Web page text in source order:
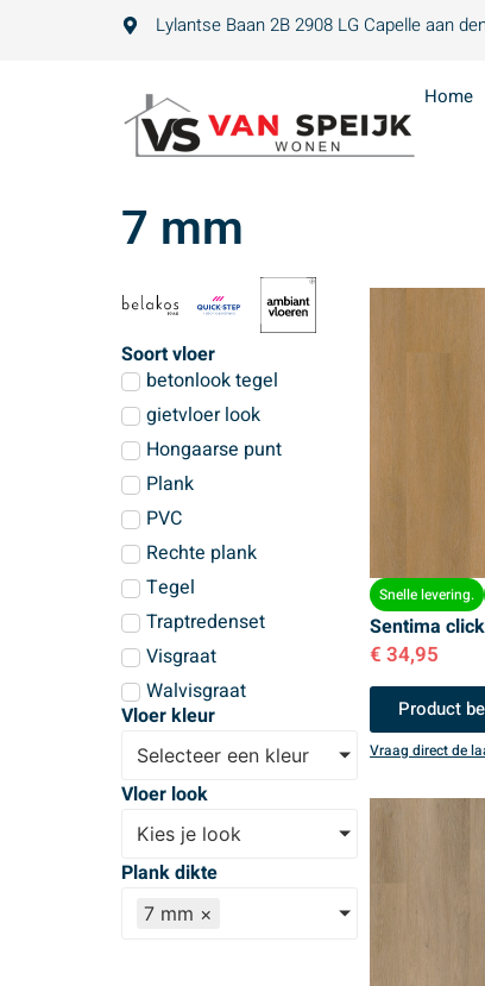
Lylantse Baan 2B 2908 LG Capelle aan
Home
7 mm
Soort vloer
betonlook tegel
gietvloer look
Hongaarse punt
Plank
PVC
Rechte plank
Tegel
Traptredenset
Visgraat
Walvisgraat
Vloer kleur
Selecteer een kleur
Vloer look
Kies je look
Plank dikte
7 mm ×
Snelle levering.
Sentima
€ 34,95
Product
Vraag direct de